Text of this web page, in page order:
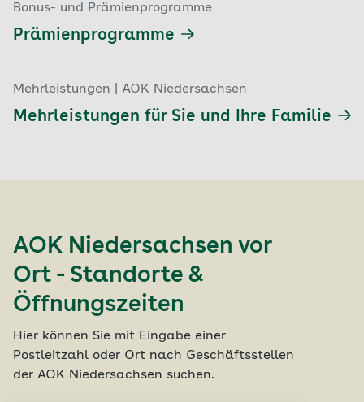
Bonus- und Prämienprogramme
Prämienprogramme
Mehrleistungen | AOK Niedersachsen
Mehrleistungen für Sie und Ihre Familie
AOK Niedersachsen vor
Ort - Standorte &
Öffnungszeiten
Hier können Sie mit Eingabe einer
Postleitzahl oder Ort nach Geschäftsstellen
der AOK Niedersachsen suchen.